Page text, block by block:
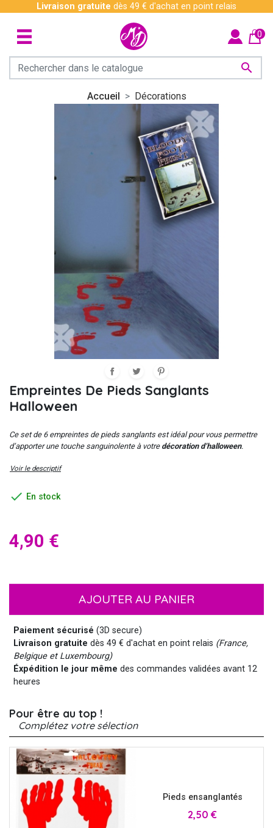
Livraison gratuite dès 49 € d'achat en point relais

0
Accueil Décorations
Empreintes De Pieds Sanglants
Halloween
Ce set de 6 empreintes de pieds sanglants est idéal pour vous permettre
d’apporter une touche sanguinolente à votre décoration d’halloween.
Voir le descriptif
 En stock
4,90 €
AJOUTER AU PANIER
Paiement sécurisé (3D secure)
Livraison gratuite dès 49 € d'achat en point relais (France,
Belgique et Luxembourg)
Éxpédition le jour même des commandes validées avant 12
heures
Pour être au top !
Complétez votre sélection
Pieds ensanglantés
Prix
2,50 €